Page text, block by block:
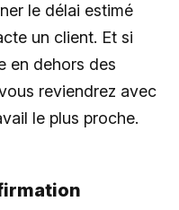
le délai estimé
un client. Et si
en dehors des
reviendrez avec
le plus proche.